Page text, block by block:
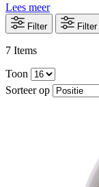
Lees meer
Filter Filter
7 Items
Toon
Sorteer op